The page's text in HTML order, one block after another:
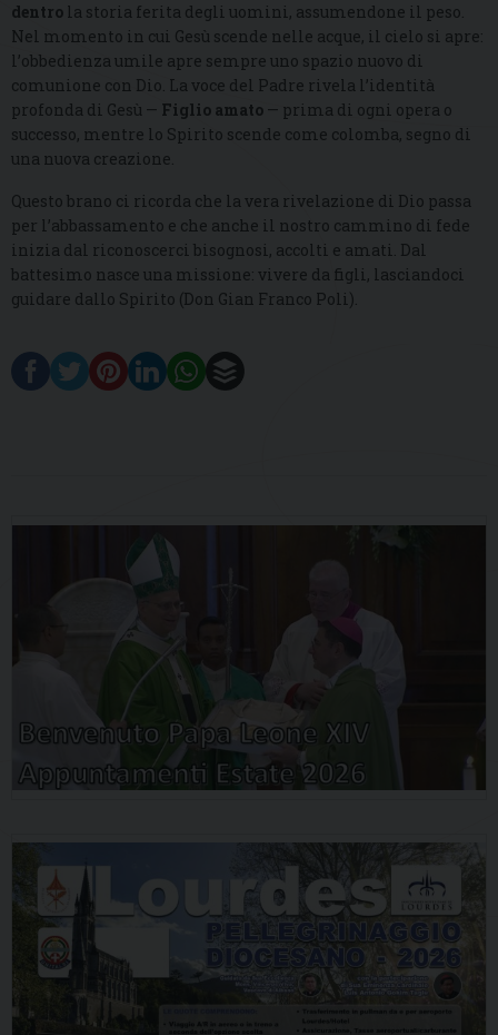
dentro la storia ferita degli uomini, assumendone il peso.
Nel momento in cui Gesù scende nelle acque, il cielo si apre:
l’obbedienza umile apre sempre uno spazio nuovo di
comunione con Dio. La voce del Padre rivela l’identità
profonda di Gesù — Figlio amato — prima di ogni opera o
successo, mentre lo Spirito scende come colomba, segno di
una nuova creazione.
Questo brano ci ricorda che la vera rivelazione di Dio passa
per l’abbassamento e che anche il nostro cammino di fede
inizia dal riconoscerci bisognosi, accolti e amati. Dal
battesimo nasce una missione: vivere da figli, lasciandoci
guidare dallo Spirito (Don Gian Franco Poli).